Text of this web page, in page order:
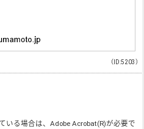
（ID:5203）
いる場合は、Adobe Acrobat(R)が必要で